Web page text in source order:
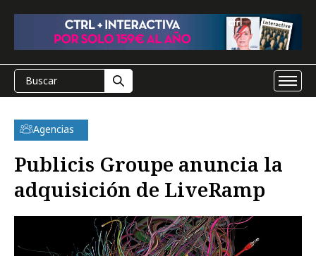
Agencias
Publicis Groupe anuncia la
adquisición de LiveRamp